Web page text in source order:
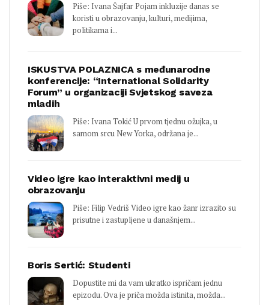
Piše: Ivana Šajfar Pojam inkluzije danas se
koristi u obrazovanju, kulturi, medijima,
politikama i...
ISKUSTVA POLAZNICA s međunarodne
konferencije: “International Solidarity
Forum” u organizaciji Svjetskog saveza
mladih
Piše: Ivana Tokić U prvom tjednu ožujka, u
samom srcu New Yorka, održana je...
Video igre kao interaktivni medij u
obrazovanju
Piše: Filip Vedriš Video igre kao žanr izrazito su
prisutne i zastupljene u današnjem...
Boris Sertić: Studenti
Dopustite mi da vam ukratko ispričam jednu
epizodu. Ova je priča možda istinita, možda...